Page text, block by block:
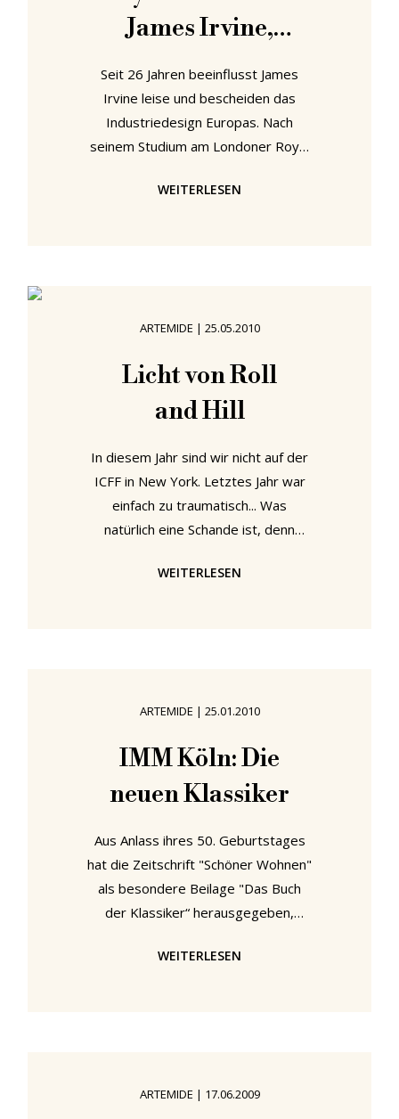
James Irvine,
Mailand 2010
Seit 26 Jahren beeinflusst James
Irvine leise und bescheiden das
Industriedesign Europas. Nach
seinem Studium am Londoner Royal
Mailand um für das Designstudio
verschiedene Hersteller wie
Artemide, B&B Italia, Whirlpool,
Magis und WMF. Eines seiner
bekanntesten Projekte ist sicherlich
WEITERLESEN
ARTEMIDE | 25.05.2010
Licht von Roll
and Hill
In diesem Jahr sind wir nicht auf der
ICFF in New York. Letztes Jahr war
einfach zu traumatisch... Was
natürlich eine Schande ist, denn
wunderbaren Shows und Produkten
und beherbergt ein breites
Spektrum zeitgenössischer
amerikanischer Designer wie
Lindsey Adams Adelman, Paul
WEITERLESEN
ARTEMIDE | 25.01.2010
IMM Köln: Die
neuen Klassiker
Aus Anlass ihres 50. Geburtstages
hat die Zeitschrift "Schöner Wohnen"
als besondere Beilage "Das Buch
der Klassiker“ herausgegeben,
Wohnaccessoires des 20. und 21.
Ronan and Erwan Bouroullec für
WEITERLESEN
ARTEMIDE | 17.06.2009